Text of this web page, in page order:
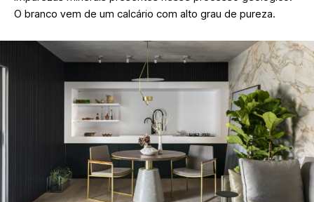
O branco vem de um calcário com alto grau de pureza.